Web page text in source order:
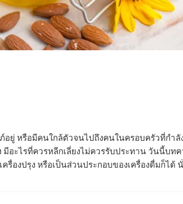
หรือมีคนใกล้ตัวจนไปถึงคนในครอบครัวที่กำลัง
อะไรที่ควรหลีกเลี่ยงไม่ควรรับประทาน วันนี้บท
องปรุง หรือเป็นส่วนประกอบของเครื่องดื่มก็ได้